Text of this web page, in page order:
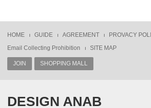
HOME GUIDE AGREEMENT
PROVACY
Email Collecting Prohibition
SITE MAP
JOIN SHOPPING MALL
DESIGN ANAB